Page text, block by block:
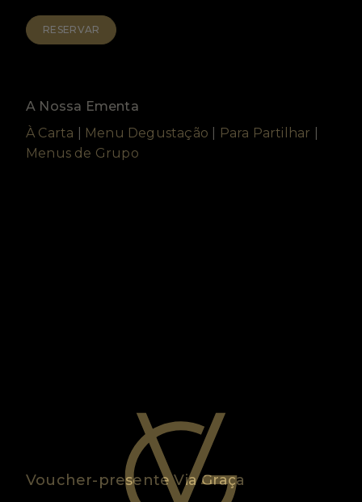
RESERVAR
A Nossa Ementa
À Carta
Menu Degustação Para Partilhar
Menus de Grupo
Voucher-presente Via Graça